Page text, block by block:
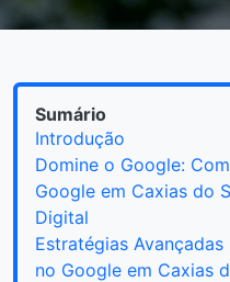
Sumário
Introdução
Domine o Google:
Google em Caxias do
Digital
Estratégias
no Google em Caxias